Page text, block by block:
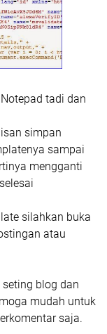
tadi dan
simpan
sampai
mengganti
silahkan buka
atau
blog dan
mudah untuk
saja.